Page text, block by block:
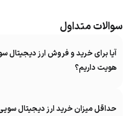
سوالات متداول
آیا برای خرید و فروش ارز دیجیتال
هویت داریم؟
حداقل میزان خرید ارز دیجیتال